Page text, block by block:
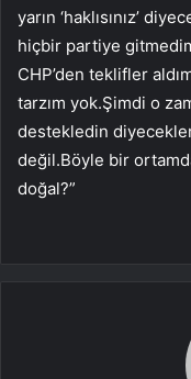
yarın ‘haklısınız’
hiçbir partiye
CHP’den teklifler
tarzım yok.Şimdi o
destekledin
değil.Böyle bir
doğal?”